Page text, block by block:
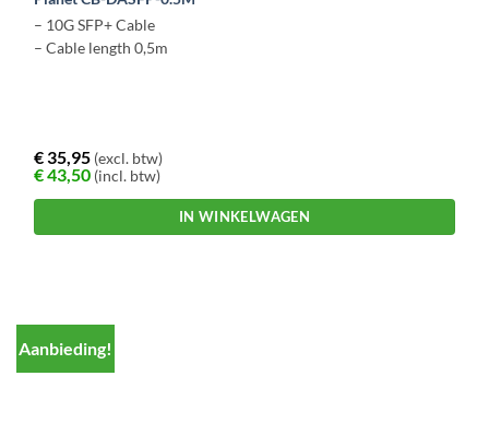
– 10G SFP+ Cable
– Cable length 0,5m
€35,95 (excl. btw)
€43,50 (incl. btw)
IN WINKELWAGEN
Aanbieding!